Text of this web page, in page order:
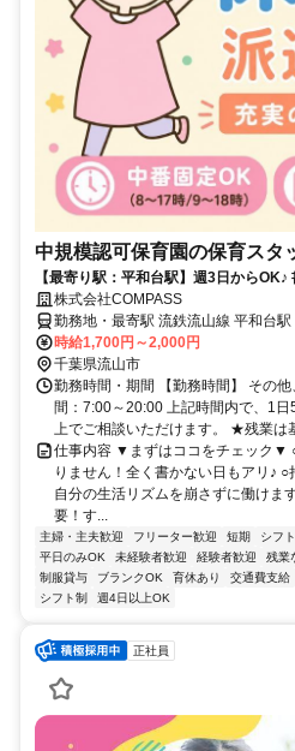
中規模認可保育園の保育スタ
【最寄り駅：平和台駅】週3日から
とじっくり関われる環境★
株式会社COMPASS
勤務地・最寄駅 流鉄流山線 平和台駅
時給1,700円～2,000円
千葉県流山市
勤務時間・期間 【勤務時間】 その
間：7:00～20:00 上記時間内で、1
上でご相談いただけます。 ★残業は
仕事内容 ▼まずはココをチェック▼
りません！全く書かない日もアリ♪ ○
自分の生活リズムを崩さずに働けま
要！す...
主婦・主夫歓迎 フリーター歓迎 短期 シフ
平日のみOK
未経験者歓迎 経験者歓迎 残業
制服貸与
ブランクOK 育休あり 交通費支給
シフト制
週4日以上OK
正社員